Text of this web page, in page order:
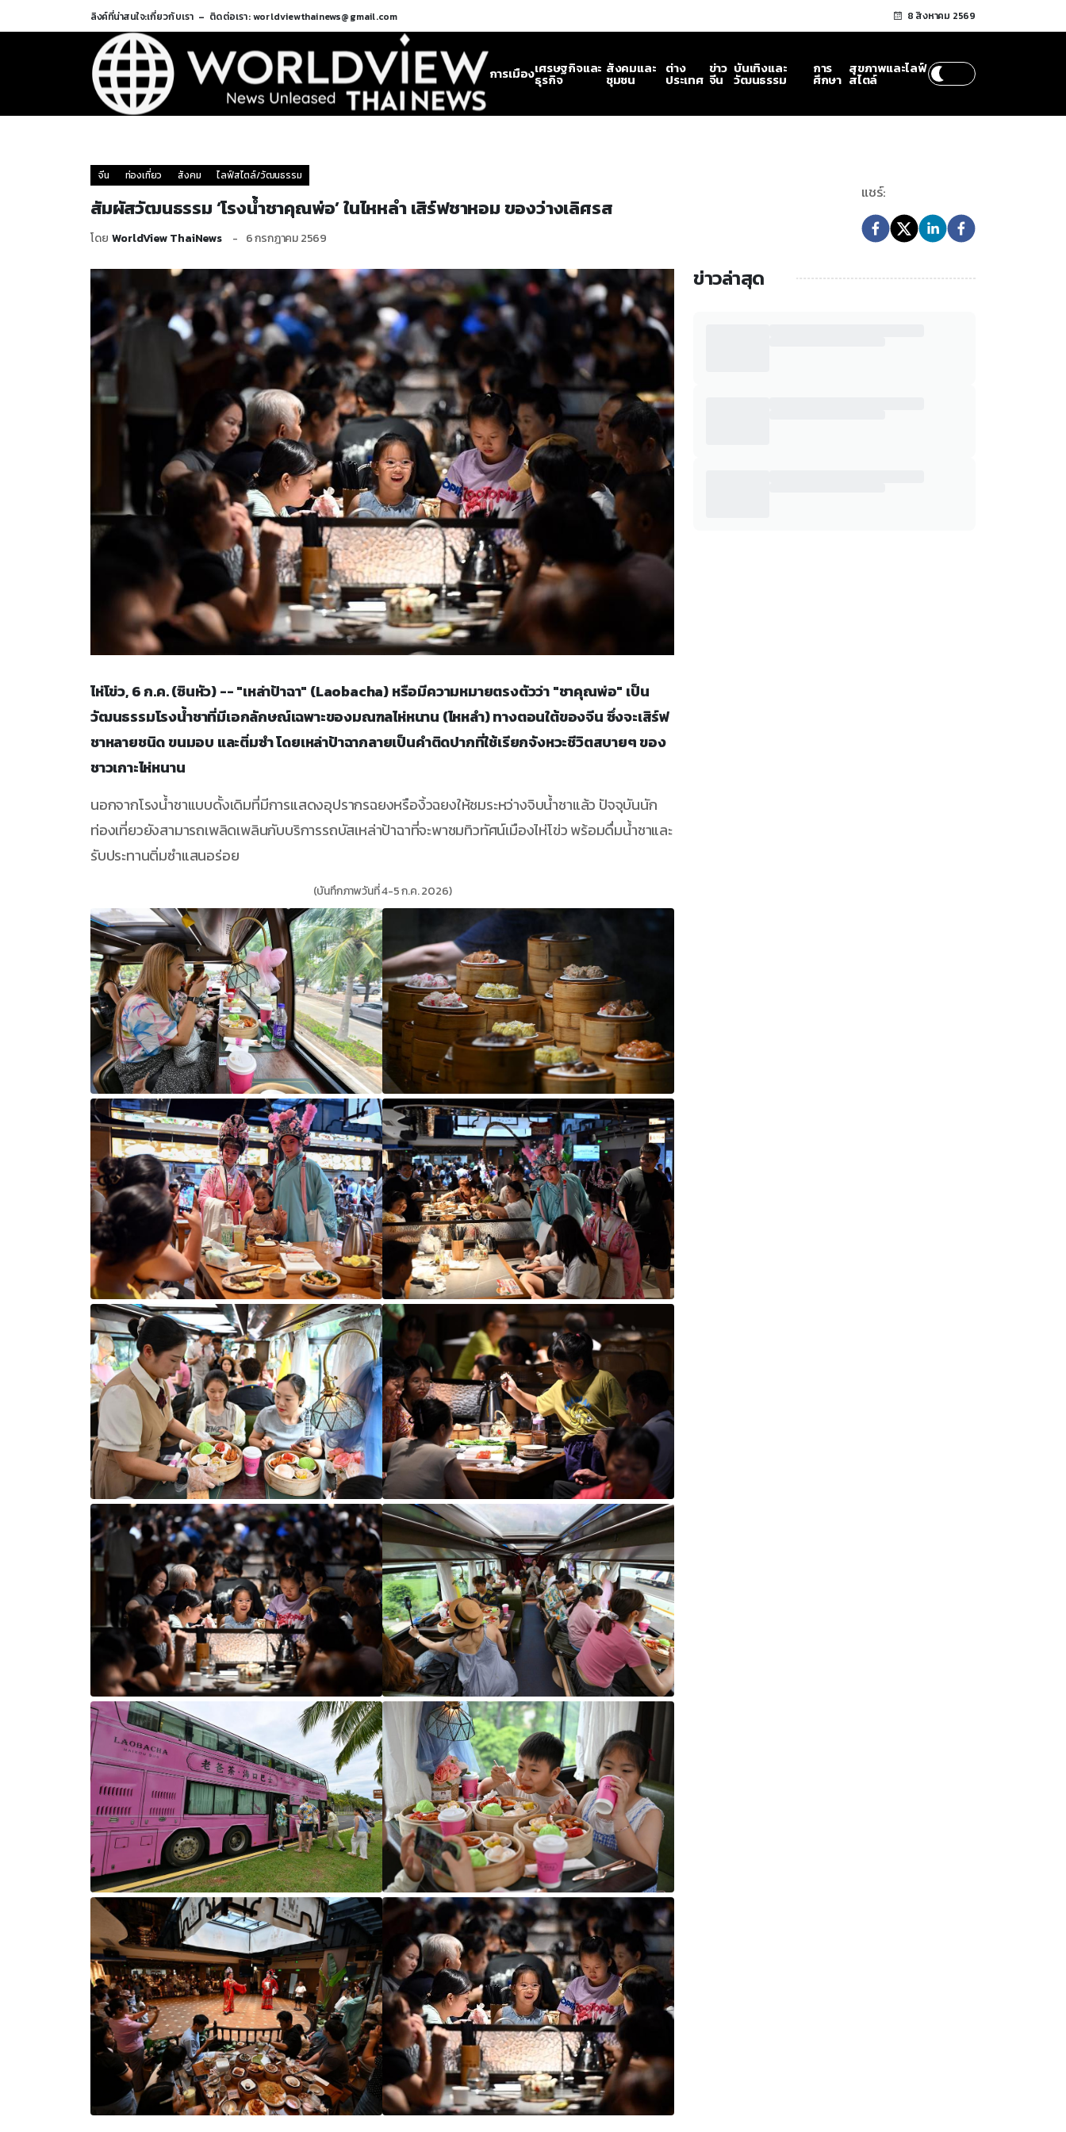
ลิงค์ที่น่าสนใจ:เกี่ยวกับเรา ติดต่อเรา: worldviewthainews@gmail.com 8 สิงหาคม 2569
การเมืองเศรษฐกิจและ
ธุรกิจ
สังคมและ
ชุมชน
ต่าง
ประเทศ
ข่าว
จีน
บันเทิงและ
วัฒนธรรม
การ
ศึกษา
สุขภาพและไลฟ์
สไตล์
จีน ท่องเที่ยว สังคม ไลฟ์สไตล์/วัฒนธรรม
สัมผัสวัฒนธรรม ‘โรงน้ำชาคุณพ่อ’ ในไหหลำ เสิร์ฟชาหอม ของว่างเลิศรส
โดย WorldView ThaiNews 6 กรกฎาคม 2569
แชร์:
ไห่โข่ว, 6 ก.ค. (ซินหัว) -- "เหล่าป้าฉา" (Laobacha) หรือมีความหมายตรงตัวว่า "ชาคุณพ่อ" เป็น
วัฒนธรรมโรงน้ำชาที่มีเอกลักษณ์เฉพาะของมณฑลไห่หนาน (ไหหลำ) ทางตอนใต้ของจีน ซึ่งจะเสิร์ฟ
ชาหลายชนิด ขนมอบ และติ่มซำ โดยเหล่าป้าฉากลายเป็นคำติดปากที่ใช้เรียกจังหวะชีวิตสบายๆ ของ
ชาวเกาะไห่หนาน
นอกจากโรงน้ำชาแบบดั้งเดิมที่มีการแสดงอุปรากรฉยงหรืองิ้วฉยงให้ชมระหว่างจิบน้ำชาแล้ว ปัจจุบันนัก
ท่องเที่ยวยังสามารถเพลิดเพลินกับบริการรถบัสเหล่าป้าฉาที่จะพาชมทิวทัศน์เมืองไห่โข่ว พร้อมดื่มน้ำชาและ
รับประทานติ่มซำแสนอร่อย
(บันทึกภาพวันที่ 4-5 ก.ค. 2026)
ข่าวล่าสุด